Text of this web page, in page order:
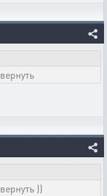
вернуть
вернуть ))